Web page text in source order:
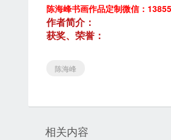
陈海峰书画作品定制微信：
作者简介：
获奖、荣誉：
陈海峰
相关内容